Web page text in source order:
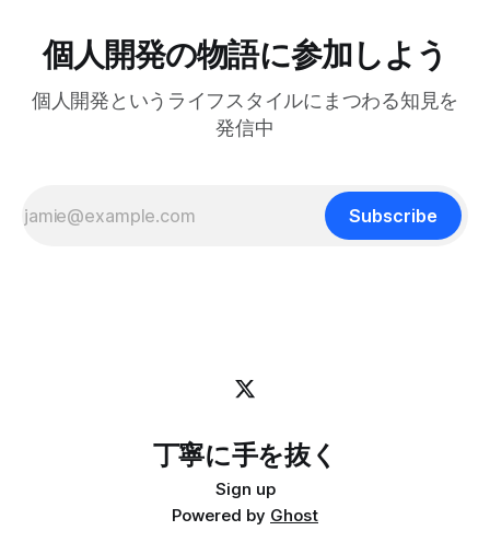
gitの状態をサッと確認するのに使っています: bind -r g
display-popup -d '#{pane_current_path}'
ェクトGateronダブルレール・マグネットスイッチ、
2.4GHz・Bluetooth無線対応、QMKプログラム可能、アルミ
Windows Linux対応 (ブラック) | Keychron | パソコン用キー
ボード 通販【国内正規品】Keychron K2 HE ラピッドトリガ
個人開発の物語に参加しよう
個人開発というライフスタイルにまつわる知見を
発信中
Subscribe
丁寧に手を抜く
Sign up
Powered by Ghost